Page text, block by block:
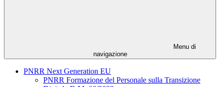
Menu di
navigazione
PNRR Next Generation EU
PNRR Formazione del Personale sulla Transizione